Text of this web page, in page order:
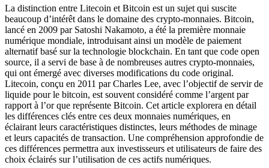
La distinction entre Litecoin et Bitcoin est un sujet qui suscite
beaucoup d’intérêt dans le domaine des crypto-monnaies. Bitcoin,
lancé en 2009 par Satoshi Nakamoto, a été la première monnaie
numérique mondiale, introduisant ainsi un modèle de paiement
alternatif basé sur la technologie blockchain. En tant que code open
source, il a servi de base à de nombreuses autres crypto-monnaies,
qui ont émergé avec diverses modifications du code original.
Litecoin, conçu en 2011 par Charles Lee, avec l’objectif de servir de
liquide pour le bitcoin, est souvent considéré comme l’argent par
rapport à l’or que représente Bitcoin. Cet article explorera en détail
les différences clés entre ces deux monnaies numériques, en
éclairant leurs caractéristiques distinctes, leurs méthodes de minage
et leurs capacités de transaction. Une compréhension approfondie de
ces différences permettra aux investisseurs et utilisateurs de faire des
choix éclairés sur l’utilisation de ces actifs numériques.